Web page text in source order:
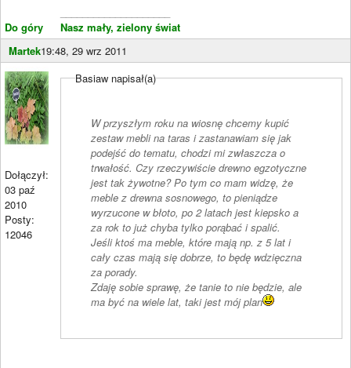
Do góry
Nasz mały, zielony świat
Martek19:48, 29 wrz 2011
Dołączył:
03 paź
2010
Posty:
12046
Basiaw napisał(a)
W przyszłym roku na wiosnę chcemy kupić
zestaw mebli na taras i zastanawiam się jak
podejść do tematu, chodzi mi zwłaszcza o
trwałość. Czy rzeczywiście drewno egzotyczne
jest tak żywotne? Po tym co mam widzę, że
meble z drewna sosnowego, to pieniądze
wyrzucone w błoto, po 2 latach jest kiepsko a
za rok to już chyba tylko porąbać i spalić.
Jeśli ktoś ma meble, które mają np. z 5 lat i
cały czas mają się dobrze, to będę wdzięczna
za porady.
Zdaję sobie sprawę, że tanie to nie będzie, ale
ma być na wiele lat, taki jest mój plan